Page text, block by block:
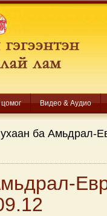
Видео & Аудио
ба Амьдрал-